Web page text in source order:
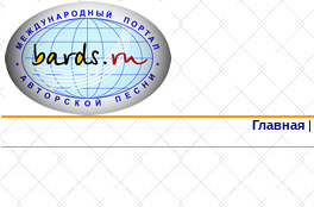
Главная |